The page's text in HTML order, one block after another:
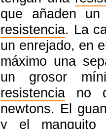
que añaden
resistencia. La
un enrejado, en
máximo una
un grosor
resistencia no
newtons. El
y el manguito